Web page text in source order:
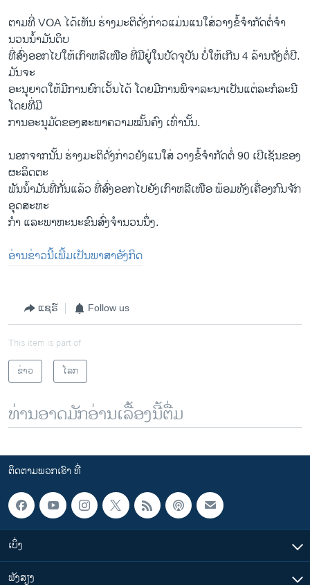
ຕາມ​ທີ່ VOA ​ໄດ້​ເຫັນ ຮ່າງ​ມະຕິ​ດັ່ງກ່າວ​ແມ່ນ​ແນ​ໃສ່​ວາງ​ຂໍ້​ຈໍາກັດ​ຕໍ່ຈໍາ
ນວນ​ນໍ້າມັນ​ດິບ
ທີ່​ສົ່ງ​ອອກ​ໄປໃຫ້​ເກົາຫລີ​ເໜືອ ທີ່​ມີ​ຢູ່​ໃນ​ປັດຈຸບັນ ບໍ່​ໃຫ້​ເກີນ 4 ລ້ານ​ຖັງ​ຕໍ່ປີ.
ມັນ​ຈະ
​ອະນຸຍາດ​ໃຫ້​ມີ​ການ​ຍົກ​ເວັ້ນ​ໄດ້ ​ໂດຍ​ມີ​ການ​ພິຈາລະນາ​ເປັນ​ແຕ່​ລະ​ກໍລະນີ ​
ໂດຍ​ທີ່​ມີ​
ການ​ອະນຸມັດ​ຂອງ​ສະພາ​ຄວາມໝັ້ນຄົງ ​ເທົ່າ​ນັ້ນ.
ນອກ​ຈາກ​ນັ້ນ ຮ່າງ​ມະຕິ​ດັ່ງກ່າວ​ຍັງແນ​ໃສ່ ວາງ​ຂໍ້​ຈໍາກັດ​ຕໍ່ 90 ​ເປີ​ເຊັນ​ຂອງ
ຜະລິດ​ຕະ
ພັນ​ນໍ້າມັນ​ທີ່​ກັ່ນ​ແລ້ວ ທີ່​ສົ່ງ​ອອກ​ໄປ​ຍັງ​ເກົາ​ຫລີ​ເໜືອ ພ້ອມ​ທັງ​ເຄື່ອງ​ກົນ​ຈັກ​
ອຸດ​ສະຫະ
​ກໍາ ​ແລະ​ພາຫະນະ​ຂົນ​ສົ່ງ​ຈໍານວນ​ນຶ່ງ.
ອ່ານຂ່າວນີ້ເພີ້ມເປັນພາສາອັງກິດ
ແຊຣ໌ Follow us
This item is part of
ຂ່າວ
ໂລກ
ທ່ານອາດມັກອ່ານເລື້ອງນີ້ຕື່ມ
ຕິດຕາມພວກເຮົາ ທີ່
ເບິ່ງ
ຟັງສຽງ